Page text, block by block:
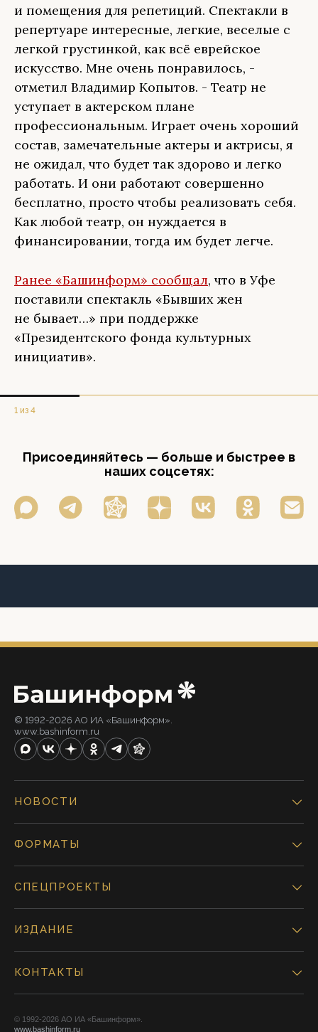
и помещения для репетиций. Спектакли в
репертуаре интересные, легкие, веселые с
легкой грустинкой, как всё еврейское
искусство. Мне очень понравилось, -
отметил Владимир Копытов. - Театр не
уступает в актерском плане
профессиональным. Играет очень хороший
состав, замечательные актеры и актрисы, я
не ожидал, что будет так здорово и легко
работать. И они работают совершенно
бесплатно, просто чтобы реализовать себя.
Как любой театр, он нуждается в
финансировании, тогда им будет легче.
Ранее «Башинформ» сообщал, что в Уфе
поставили спектакль «Бывших жен
не бывает…» при поддержке
«Президентского фонда культурных
инициатив».
1 из 4
Присоединяйтесь — больше и быстрее в
наших соцсетях:
© 1992-2026 АО ИА «Башинформ».
www.bashinform.ru
НОВОСТИ
ФОРМАТЫ
СПЕЦПРОЕКТЫ
ИЗДАНИЕ
КОНТАКТЫ
© 1992-2026 АО ИА «Башинформ».
www.bashinform.ru